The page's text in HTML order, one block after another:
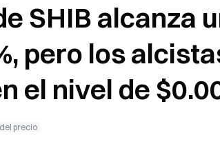
SHIB alcanza
pero los
el nivel de
precio